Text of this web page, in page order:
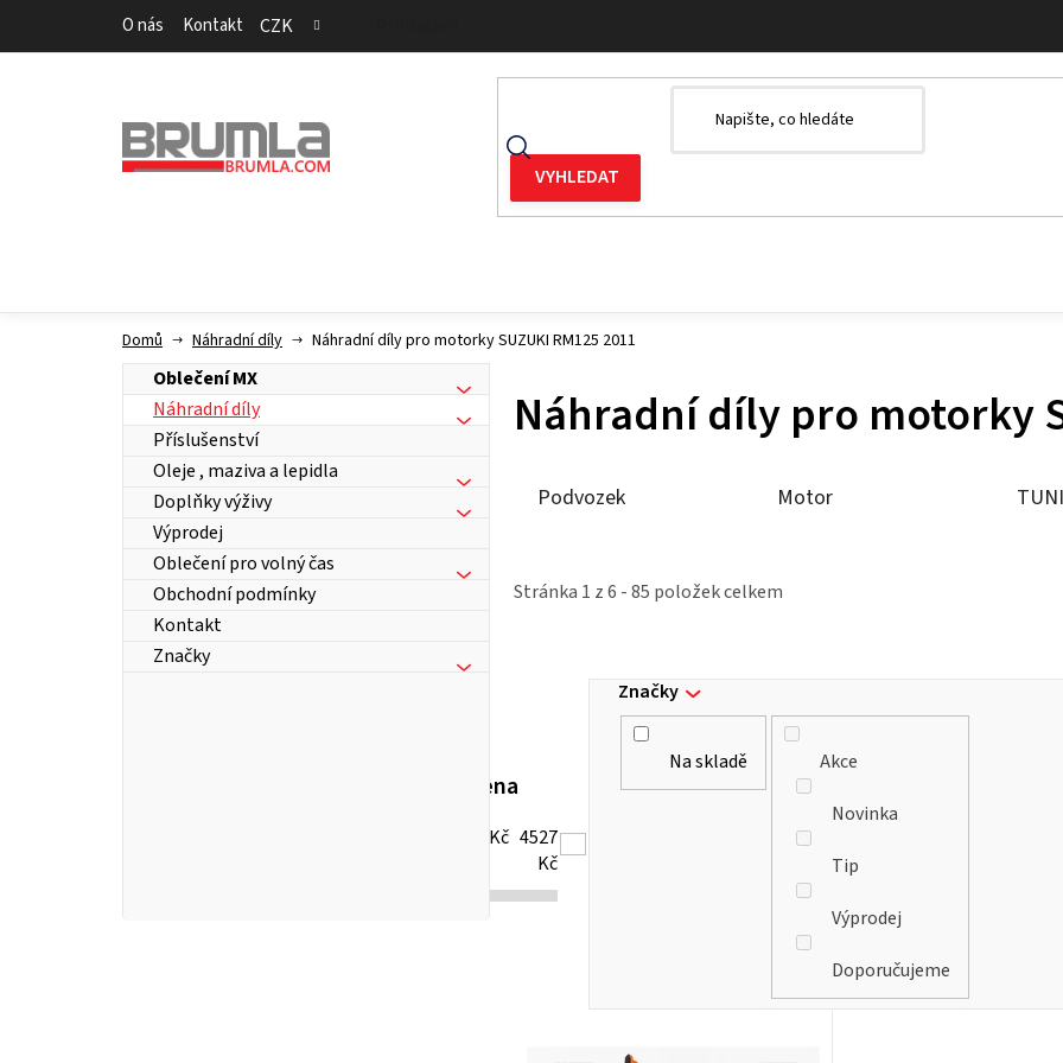
O nás Kontakt CZK
Domů Náhradní díly Náhradní díly pro motorky SUZUKI RM125 2011
Oblečení MX
Náhradní díly
Příslušenství
Oleje , maziva a lepidla
Doplňky výživy
Výprodej
Oblečení pro volný čas
Obchodní podmínky
Kontakt
Značky
Náhradní díly pro motorky
Podvozek Motor
Stránka 1 z6 -85 položek celkem
Cena
Kč 4527
Kč
Na skladě
Akce
Novinka
Tip
Výprodej
Doporučujeme
Značky